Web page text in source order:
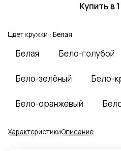
Купить в
Цвет кружки : Белая
Белая Бело-голубой
Бело-зелёный Бело-
Бело-оранжевый
ХарактеристикиОписание